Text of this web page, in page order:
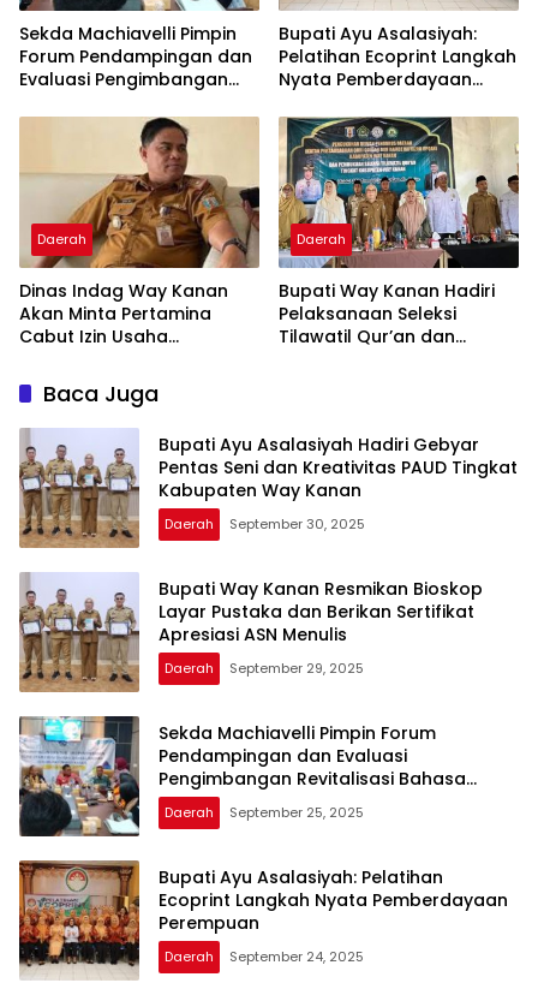
Sekda Machiavelli Pimpin
Forum Pendampingan dan
Evaluasi Pengimbangan
Bupati Ayu Asalasiyah:
Pelatihan Ecoprint Langkah
Nyata Pemberdayaan
Daerah
Dinas Indag Way Kanan
Akan Minta Pertamina
Cabut Izin Usaha
Nakal
Daerah
Bupati Way Kanan Hadiri
Pelaksanaan Seleksi
Tilawatil Qur’an dan
Baca Juga
Bupati Ayu Asalasiyah Hadiri Gebyar
Pentas Seni dan Kreativitas PAUD Tingkat
Kabupaten Way Kanan
Daerah September 30, 2025
Bupati Way Kanan Resmikan Bioskop
Layar Pustaka dan Berikan Sertifikat
Apresiasi ASN Menulis
Daerah September 29, 2025
Sekda Machiavelli Pimpin Forum
Pendampingan dan Evaluasi
Pengimbangan Revitalisasi Bahasa
Daerah
Daerah September 25, 2025
Bupati Ayu Asalasiyah: Pelatihan
Ecoprint Langkah Nyata Pemberdayaan
Perempuan
Daerah September 24, 2025